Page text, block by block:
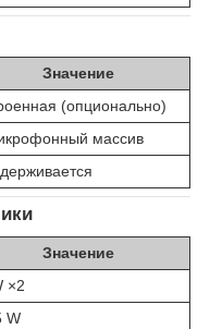
Значение
(опционально)
массив
Значение
×2
W